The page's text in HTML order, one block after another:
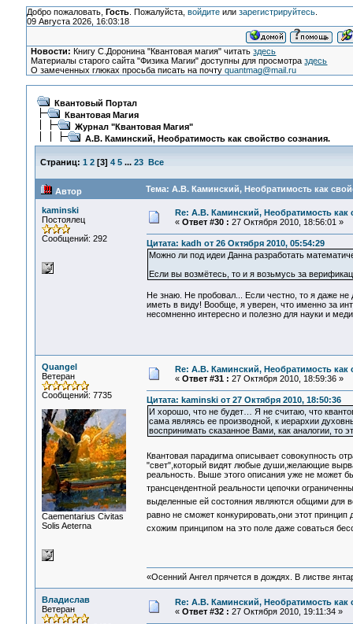
Добро пожаловать, Гость. Пожалуйста, войдитеили зарегистрируйтесь.
09 Августа 2026, 16:03:18
Новости: Книгу С.Доронина "Квантовая магия" читатьздесь
Материалы старого сайта "Физика Магии" доступны для просмотраздесь
О замеченных глюках просьба писать на почтуquantmag@mail.ru
Квантовый Портал
Квантовая Магия
Журнал "Квантовая Магия"
А.В. Каминский, Необратимость как свойство сознания.
Страниц: 1 2[3] 4 5 ... 23 Все
Автор Тема: А.В. Каминский, Необратимость как
kaminski
Постоялец
Сообщений: 292
Re: А.В. Каминский, Необратимость как
« Ответ #30 : 27 Октября 2010, 18:56:01 »
Цитата: kadh от 26 Октября 2010, 05:54:29
Можно ли под идеи Данна разработать
Если вы возмётесь, то и я возьмусь за
Не знаю. Не пробовал... Если честно, то я даже
иметь в виду! Вообще, я уверен, что именно за
несомненно интересно и полезно для науки и
Quangel
Ветеран
Сообщений: 7735
Сaementarius Civitas
Solis Aeterna
Re: А.В. Каминский, Необратимость как
« Ответ #31 : 27 Октября 2010, 18:59:36 »
Цитата: kaminski от 27 Октября 2010, 18:50:36
И хорошо, что не будет… Я не считаю, что
сама являясь ее производной, к иерархии
воспринимать сказанное Вами, как аналогии, то
Квантовая парадигма описывает совокупность
"свет",который видят любые души,желающие
реальность. Выше этого описания уже не может
трансцендентной реальности цепочки
выделенные ей состояния являются общими для
равно не сможет конкурировать,они этот
схожим принципом на это поле даже соваться
«Осенний Ангел прячется в дождях. В листве
Владислав
Ветеран
Re: А.В. Каминский, Необратимость как
« Ответ #32 : 27 Октября 2010, 19:11:34 »